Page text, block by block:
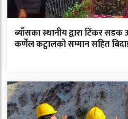
ब्याँसका स्थानीय द्वारा टिंकर
कर्णेल कट्वालको सम्मान सहित